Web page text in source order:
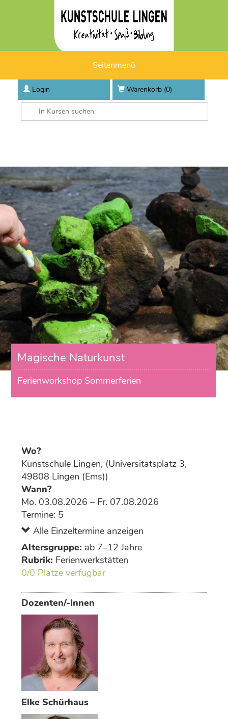
Seitenmenü
Login Warenkorb (0)
Magische Naturkunst
Ferienworkshop Sommerferien
Wo?
Kunstschule Lingen, (Universitätsplatz 3,
49808 Lingen (Ems))
Wann?
Mo. 03.08.2026 – Fr. 07.08.2026
Termine: 5
Alle Einzeltermine anzeigen
Altersgruppe: ab 7–12 Jahre
Rubrik: Ferienwerkstätten
0/0 Plätze verfügbar
Dozenten/-innen
Elke Schürhaus